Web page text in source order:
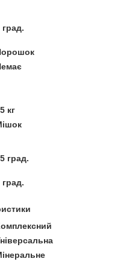
град.
кг
град.
град.